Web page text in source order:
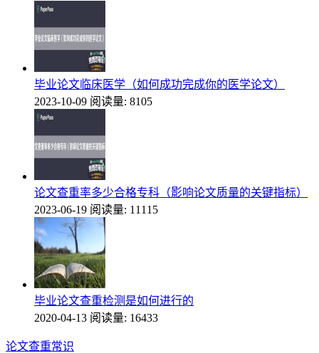
毕业论文临床医学（如何成功完成你的医学论文）
2023-10-09 阅读量: 8105
论文查重率多少合格专科（影响论文质量的关键指标）
2023-06-19 阅读量: 11115
毕业论文查重检测是如何进行的
2020-04-13 阅读量: 16433
论文查重常识